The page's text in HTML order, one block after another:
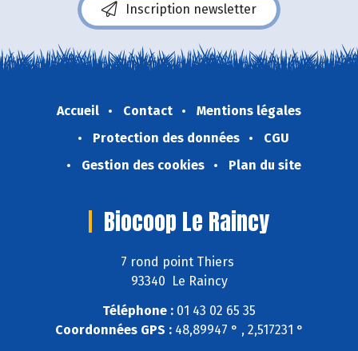
Inscription newsletter
Accueil Contact
Mentions légales
Protection des données
CGU
Gestion des cookies
Plan du site
Biocoop Le Raincy
7 rond point Thiers
93340 Le Raincy
Téléphone : 01 43 02 65 35
Coordonnées GPS :48,89947 ° , 2,517231 °